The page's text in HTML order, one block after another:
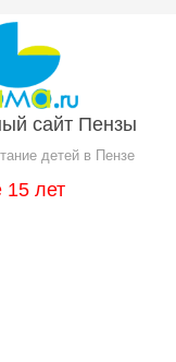
сайт Пензы
детей в Пензе
лет